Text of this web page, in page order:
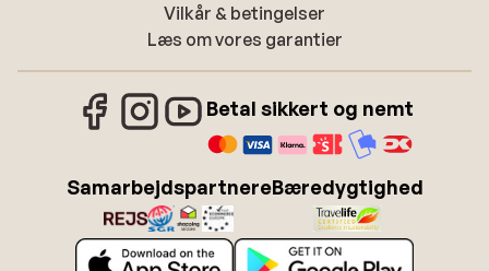
Vilkår & betingelser
Læs om vores garantier
Betal sikkert og nemt
SamarbejdspartnereBæredygtighed